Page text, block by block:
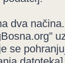
dva načina.
se